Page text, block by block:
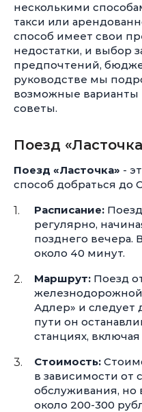
несколькими
такси или
способ имеет свои
недостатки, и выбор
предпочтений,
руководстве мы
возможные варианты
советы.
Поезд
Поезд «Ласточка» -
способ добраться до
Расписание:
регулярно,
позднего вечера.
около 40 минут.
Маршрут: Поезд
Адлер» и следует
пути он
станциях,
Стоимость:
в зависимости от
обслуживания, но
около 200-300